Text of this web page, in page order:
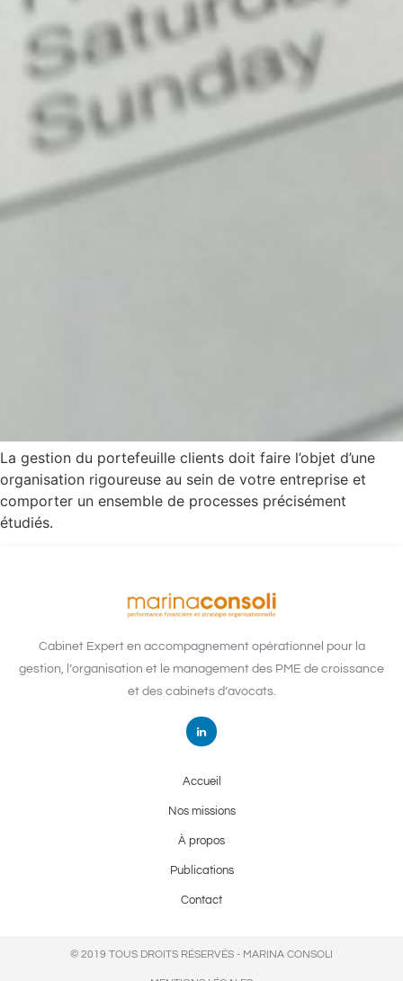
La gestion du portefeuille clients doit faire l’objet d’une
organisation rigoureuse au sein de votre entreprise et
comporter un ensemble de processes précisément
étudiés.
Cabinet Expert en accompagnement opérationnel pour la
gestion, l’organisation et le management des PME de croissance
et des cabinets d’avocats.
Accueil
Nos missions
À propos
Publications
Contact
© 2019 TOUS DROITS RÉSERVÉS - MARINA CONSOLI